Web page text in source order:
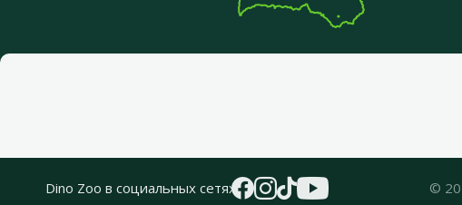
Dino Zoo в социальных сетях ©